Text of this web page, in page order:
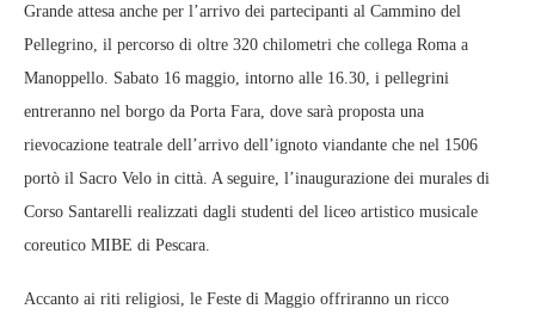
Grande attesa anche per l’arrivo dei partecipanti al Cammino del
Pellegrino, il percorso di oltre 320 chilometri che collega Roma a
Manoppello. Sabato 16 maggio, intorno alle 16.30, i pellegrini
entreranno nel borgo da Porta Fara, dove sarà proposta una
rievocazione teatrale dell’arrivo dell’ignoto viandante che nel 1506
portò il Sacro Velo in città. A seguire, l’inaugurazione dei murales di
Corso Santarelli realizzati dagli studenti del liceo artistico musicale
coreutico MIBE di Pescara.
Accanto ai riti religiosi, le Feste di Maggio offriranno un ricco